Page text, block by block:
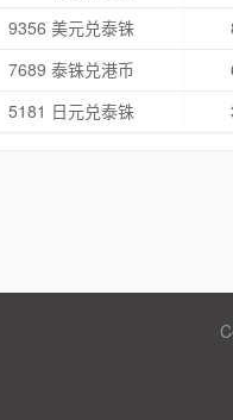
9356 美元兑泰铢
7689 泰铢兑港币
5181 日元兑泰铢